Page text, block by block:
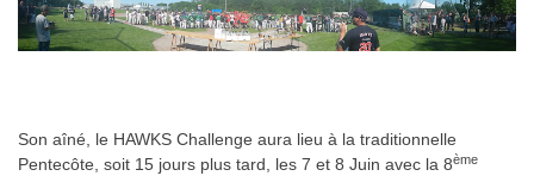
Son aîné, le HAWKS Challenge aura lieu à la traditionnelle
Pentecôte, soit 15 jours plus tard, les 7 et 8 Juin avec la 8ème